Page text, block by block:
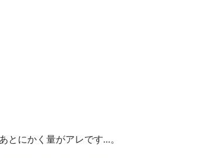
とにかく量がアレです…。